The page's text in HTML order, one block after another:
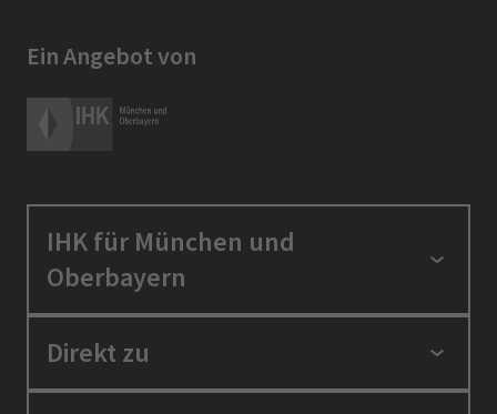
Ein Angebot von
IHK für München und
Oberbayern
Standortpolitik
Direkt zu